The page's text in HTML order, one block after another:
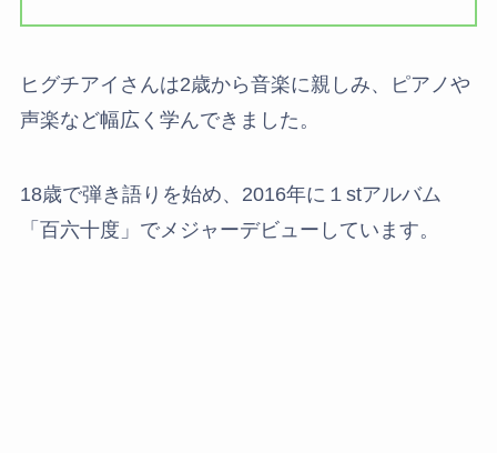
ヒグチアイさんは2歳から音楽に親しみ、ピアノや
声楽など幅広く学んできました。
18歳で弾き語りを始め、2016年に１stアルバム
「百六十度」でメジャーデビューしています。